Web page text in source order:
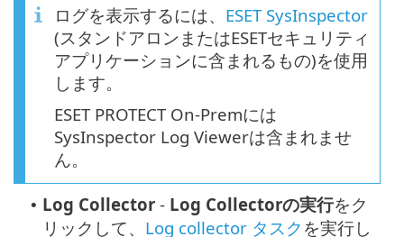
ログを表示するには、 ESET SysInspector
(スタンドアロンまたはESETセキュリティ
アプリケーションに含まれるもの)を使用
します。
ESET PROTECT On-Premには
SysInspector Log Viewerは含まれませ
ん。
• Log Collector - Log Collectorの実行をク
リックして、 Log collector タスク を実行し